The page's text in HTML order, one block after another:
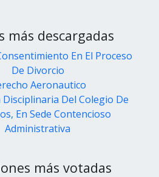
más descargadas
En El Proceso
De Divorcio
Aeronautico
Del Colegio De
En Sede Contencioso
Administrativa
más votadas